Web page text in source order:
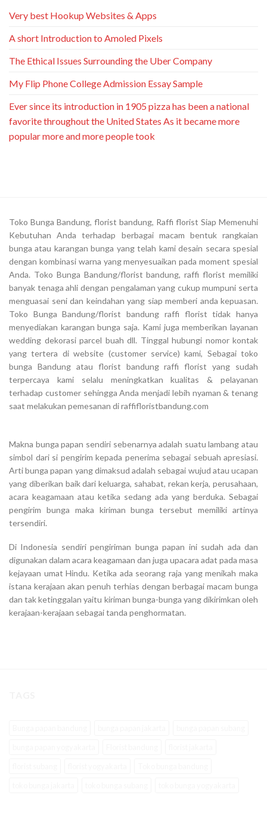
Very best Hookup Websites & Apps
A short Introduction to Amoled Pixels
The Ethical Issues Surrounding the Uber Company
My Flip Phone College Admission Essay Sample
Ever since its introduction in 1905 pizza has been a national
favorite throughout the United States As it became more
popular more and more people took
Toko Bunga Bandung, florist bandung, Raffi florist Siap Memenuhi
Kebutuhan Anda terhadap berbagai macam bentuk rangkaian
bunga atau karangan bunga yang telah kami desain secara spesial
dengan kombinasi warna yang menyesuaikan pada moment spesial
Anda. Toko Bunga Bandung/florist bandung, raffi florist memiliki
banyak tenaga ahli dengan pengalaman yang cukup mumpuni serta
menguasai seni dan keindahan yang siap memberi anda kepuasan.
Toko Bunga Bandung/florist bandung raffi florist tidak hanya
menyediakan karangan bunga saja. Kami juga memberikan layanan
wedding dekorasi parcel buah dll. Tinggal hubungi nomor kontak
yang tertera di website (customer service) kami, Sebagai toko
bunga Bandung atau florist bandung raffi florist yang sudah
terpercaya kami selalu meningkatkan kualitas & pelayanan
terhadap customer sehingga Anda menjadi lebih nyaman & tenang
saat melakukan pemesanan di raffifloristbandung.com
Makna bunga papan sendiri sebenarnya adalah suatu lambang atau
simbol dari si pengirim kepada penerima sebagai sebuah apresiasi.
Arti bunga papan yang dimaksud adalah sebagai wujud atau ucapan
yang diberikan baik dari keluarga, sahabat, rekan kerja, perusahaan,
acara keagamaan atau ketika sedang ada yang berduka. Sebagai
pengirim bunga maka kiriman bunga tersebut memiliki artinya
tersendiri.
Di Indonesia sendiri pengiriman bunga papan ini sudah ada dan
digunakan dalam acara keagamaan dan juga upacara adat pada masa
kejayaan umat Hindu. Ketika ada seorang raja yang menikah maka
istana kerajaan akan penuh terhias dengan berbagai macam bunga
dan tak ketinggalan yaitu kiriman bunga-bunga yang dikirimkan oleh
kerajaan-kerajaan sebagai tanda penghormatan.